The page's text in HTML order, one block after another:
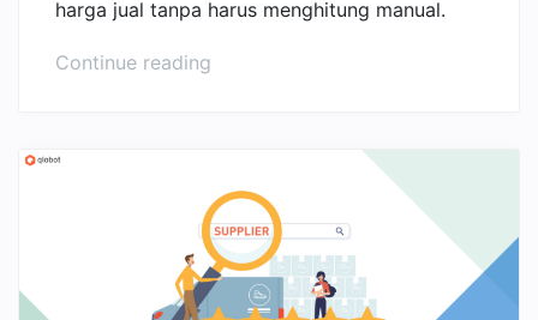
harga jual tanpa harus menghitung manual.
Continue reading
Harga
Jual
Anti
Ribet”